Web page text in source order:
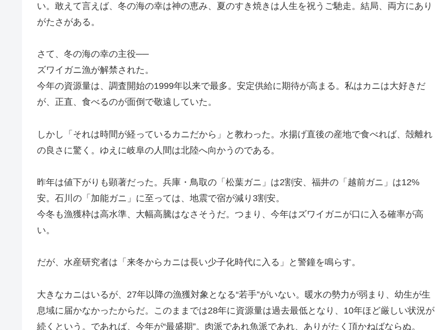
い。敢えて言えば、冬の海の幸は神の恵み、夏のすき焼きは人生を祝うご馳走。結局、両方にあり
がたさがある。
さて、冬の海の幸の主役──
ズワイガニ漁が解禁された。
今年の資源量は、調査開始の1999年以来で最多。安定供給に期待が高まる。私はカニは大好きだ
が、正直、食べるのが面倒で敬遠していた。
しかし「それは時間が経っているカニだから」と教わった。水揚げ直後の産地で食べれば、殻離れ
の良さに驚く。ゆえに岐阜の人間は北陸へ向かうのである。
昨年は値下がりも顕著だった。兵庫・鳥取の「松葉ガニ」は2割安、福井の「越前ガニ」は12%
安。石川の「加能ガニ」に至っては、地震で宿が減り3割安。
今冬も漁獲枠は高水準、大幅高騰はなさそうだ。つまり、今年はズワイガニが口に入る確率が高
い。
だが、水産研究者は「来冬からカニは長い少子化時代に入る」と警鐘を鳴らす。
大きなカニはいるが、27年以降の漁獲対象となる“若手”がいない。暖水の勢力が弱まり、幼生が生
息域に届かなかったからだ。このままでは28年に資源量は過去最低となり、10年ほど厳しい状況が
続くという。であれば、今年が“最盛期”。肉派であれ魚派であれ、ありがたく頂かねばならぬ。